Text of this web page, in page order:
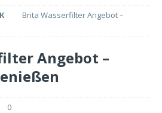
Brita Wasserfilter Angebot –
Angebot –
0